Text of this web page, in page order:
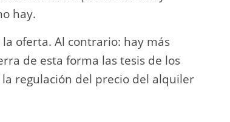
hay.
oferta. Al contrario: hay más
de esta forma las tesis de los
regulación del precio del alquiler